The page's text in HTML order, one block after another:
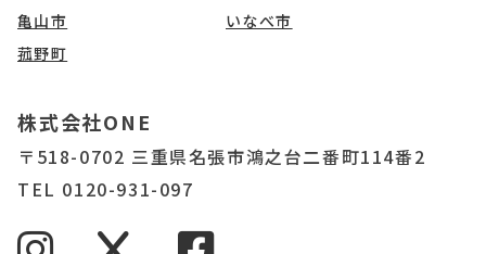
亀山市
いなべ市
菰野町
株式会社ONE
〒518-0702 三重県名張市鴻之台二番町114番2
TEL 0120-931-097